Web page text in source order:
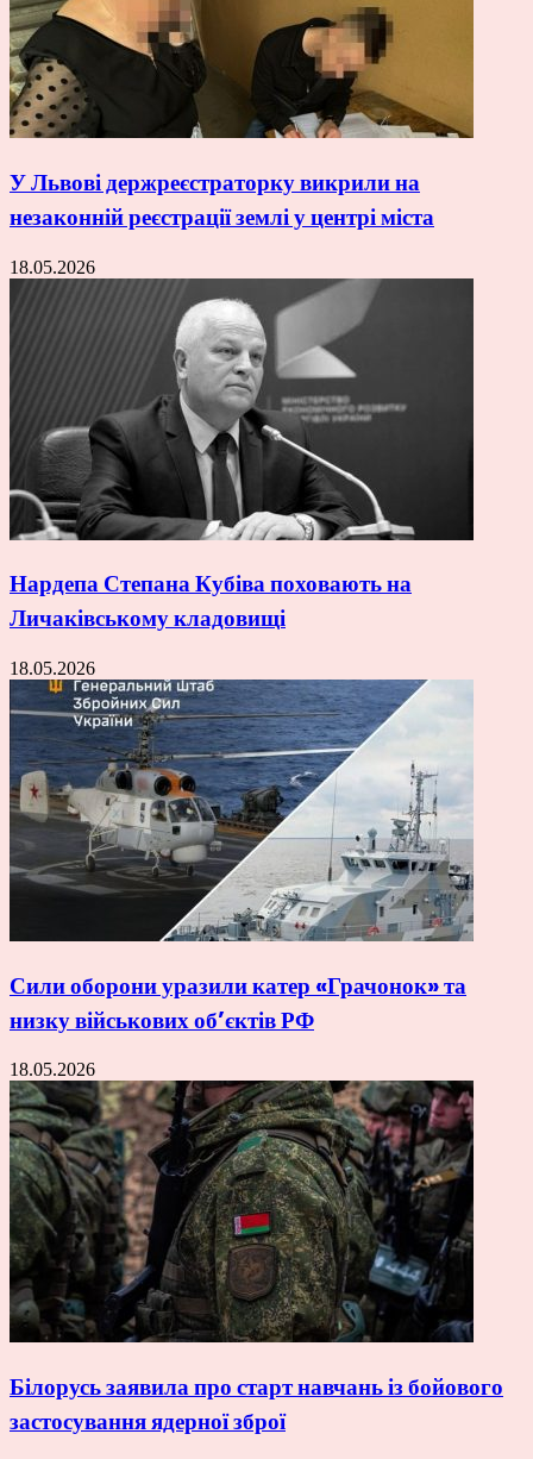
У Львові держреєстраторку викрили на
незаконній реєстрації землі у центрі міста
18.05.2026
Нардепа Степана Кубіва поховають на
Личаківському кладовищі
18.05.2026
Сили оборони уразили катер «Грачонок» та
низку військових об’єктів РФ
18.05.2026
Білорусь заявила про старт навчань із бойового
застосування ядерної зброї